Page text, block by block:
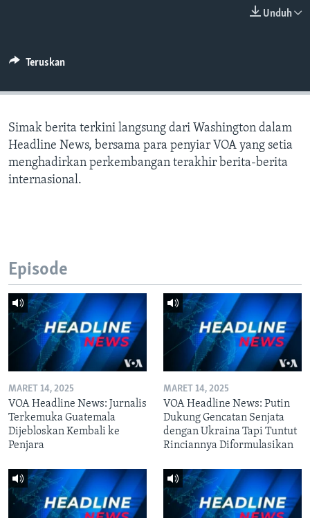
Unduh
Teruskan
Simak berita terkini langsung dari Washington dalam
Headline News, bersama para penyiar VOA yang setia
menghadirkan perkembangan terakhir berita-berita
internasional.
Episode
MARET 14, 2025
VOA Headline News: Jurnalis
Terkemuka Guatemala
Dijebloskan Kembali ke
Penjara
MARET 14, 2025
VOA Headline News: Putin
Dukung Gencatan Senjata
dengan Ukraina Tapi Tuntut
Rinciannya Diformulasikan